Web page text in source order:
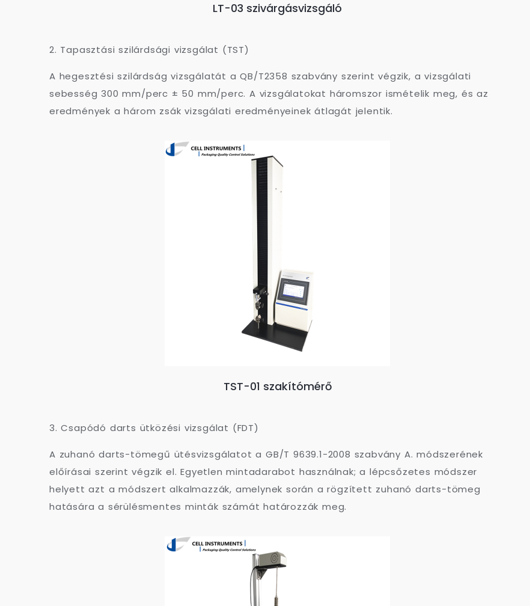
LT-03 szivárgásvizsgáló
2. Tapasztási szilárdsági vizsgálat (TST)
A hegesztési szilárdság vizsgálatát a QB/T2358 szabvány szerint végzik, a vizsgálati
sebesség 300 mm/perc ± 50 mm/perc. A vizsgálatokat háromszor ismételik meg, és az
eredmények a három zsák vizsgálati eredményeinek átlagát jelentik.
TST-01 szakítómérő
3. Csapódó darts ütközési vizsgálat (FDT)
A zuhanó darts-tömegű ütésvizsgálatot a GB/T 9639.1-2008 szabvány A. módszerének
előírásai szerint végzik el. Egyetlen mintadarabot használnak; a lépcsőzetes módszer
helyett azt a módszert alkalmazzák, amelynek során a rögzített zuhanó darts-tömeg
hatására a sérülésmentes minták számát határozzák meg.